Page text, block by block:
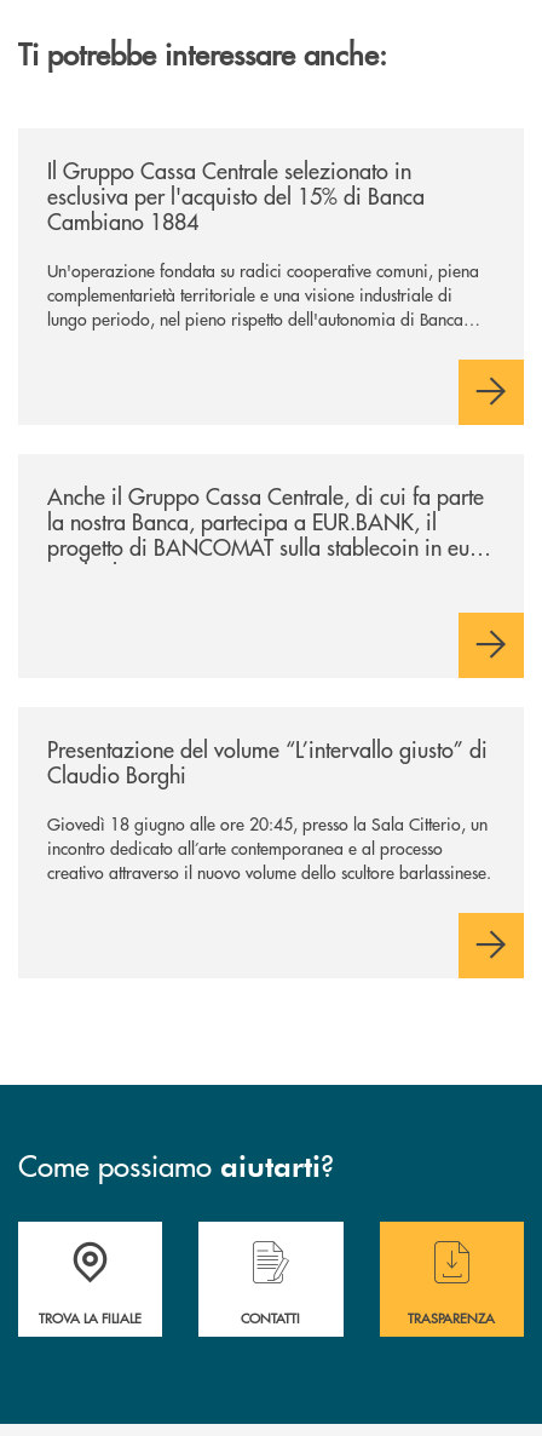
Ti potrebbe interessare anche:
Il Gruppo Cassa Centrale selezionato in
esclusiva per l'acquisto del 15% di Banca
Cambiano 1884
Un'operazione fondata su radici cooperative comuni, piena
complementarietà territoriale e una visione industriale di
lungo periodo, nel pieno rispetto dell'autonomia di Banca
negoziazione esclusiva per la finalizzazione dell’operazione.
Anche il Gruppo Cassa Centrale, di cui fa parte
la nostra Banca, partecipa a EUR.BANK, il
progetto di BANCOMAT sulla stablecoin in euro
e sul relativo ecosistema
Presentazione del volume “L’intervallo giusto” di
Claudio Borghi
Giovedì 18 giugno alle ore 20:45, presso la Sala Citterio, un
incontro dedicato all’arte contemporanea e al processo
creativo attraverso il nuovo volume dello scultore barlassinese.
Come possiamo aiutarti?
Accedi all' elenco completo delle filiali di BCC Barlassina.
TROVA LA FILIALE
Hai bisogno di assistenza immediata ?
CONTATTI
Hai bisogno di
TRASPARENZA